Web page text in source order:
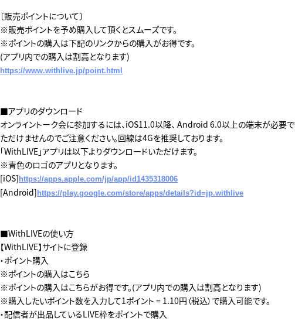
〔販売ポイントについて〕
※販売ポイントを予め購入して頂くとスムーズです。
※ポイントの購入は下記のリンクからの購入がお得です。
(アプリ内での購入は割高となります)
https://www.withlive.jp/point.html
■アプリのダウンロード
オンライントーク会に参加するには、iOS11.0以降、 Android 6.0以上の端末が必要で
ただけませんのでご注意ください。回線は4Gを推奨しております。
「WithLIVE」アプリは以下よりダウンロードいただけます。
※青色のロゴのアプリとなります。
[iOS] https://apps.apple.com/jp/app/id1435318006
[Android] https://play.google.com/store/apps/details?id=jp.withlive
■WithLIVEの使い方
【WithLIVE】サイトに登録
・ポイント購入
※ポイントの購入はこちら
※ポイントの購入はこちらがお得です。(アプリ内での購入は割高となります)
※購入したいポイント数を入力して1ポイント = 1.10円（税込）で購入可能です。
・配信者が出品しているLIVE枠をポイントで購入